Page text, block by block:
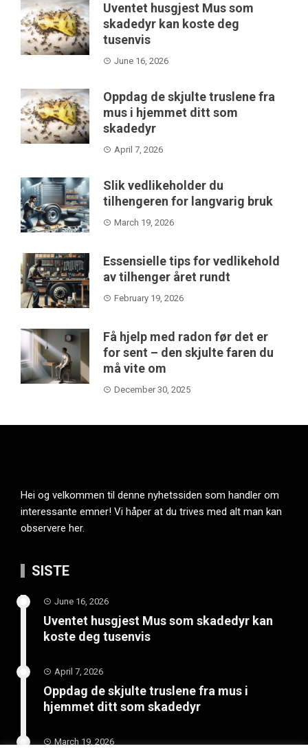
Uventet husgjest Mus som
skadedyr kan koste deg
tusenvis
June 16, 2026
Oppdag de skjulte truslene fra
mus i hjemmet ditt som
skadedyr
April 7, 2026
Slik vedlikeholder du
tilhengeren for langvarig bruk
March 19, 2026
Essensielle tips for vedlikehold
av tilhenger året rundt
February 19, 2026
Få hjelp med radon før det er
for sent – den skjulte faren du
må vite om
December 30, 2025
Hei og velkommen til denne nyhetssiden som handler om
interessante emner! Vi håper at du trives med alt man kan
observere her.
SISTE
June 16, 2026
Uventet husgjest Mus som skadedyr kan
koste deg tusenvis
April 7, 2026
Oppdag de skjulte truslene fra mus i
hjemmet ditt som skadedyr
March 19, 2026